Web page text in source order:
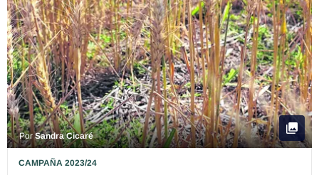
PorSandra Cicaré
CAMPAÑA 2023/24